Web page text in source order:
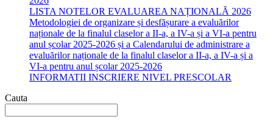
LISTA NOTELOR EVALUAREA NAȚIONALĂ 2026
Metodologiei de organizare și desfășurare a evaluărilor
naționale de la finalul claselor a II-a, a IV-a și a VI-a pentru
anul școlar 2025-2026 și a Calendarului de administrare a
evaluărilor naționale de la finalul claselor a II-a, a IV-a și a
VI-a pentru anul școlar 2025-2026
INFORMATII INSCRIERE NIVEL PRESCOLAR
Cauta